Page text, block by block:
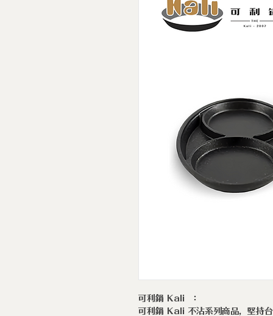
可利鍋 Kali ：
可利鍋 Kali 不沾系列商品，堅持